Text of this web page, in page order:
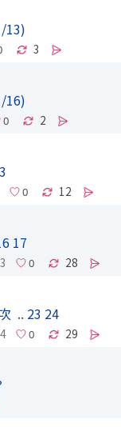
13)
3
16)
2
3
12
17
28
.. 23 24
29